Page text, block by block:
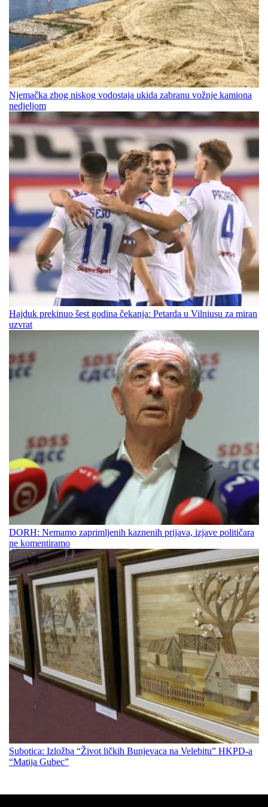
Njemačka zbog niskog vodostaja ukida zabranu vožnje kamiona
nedjeljom
Hajduk prekinuo šest godina čekanja: Petarda u Vilniusu za miran
uzvrat
DORH: Nemamo zaprimljenih kaznenih prijava, izjave političara
ne komentiramo
Subotica: Izložba “Život ličkih Bunjevaca na Velebitu” HKPD-a
“Matija Gubec”